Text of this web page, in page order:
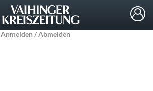
Anmelden / Abmelden